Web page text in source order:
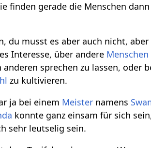
finden gerade die Menschen
du musst es aber auch nicht, aber
Interesse, über andere Menschen
sprechen zu lassen, oder
zu kultivieren.
ja bei einem Meister namens
konnte ganz einsam für sich
sehr leutselig sein.